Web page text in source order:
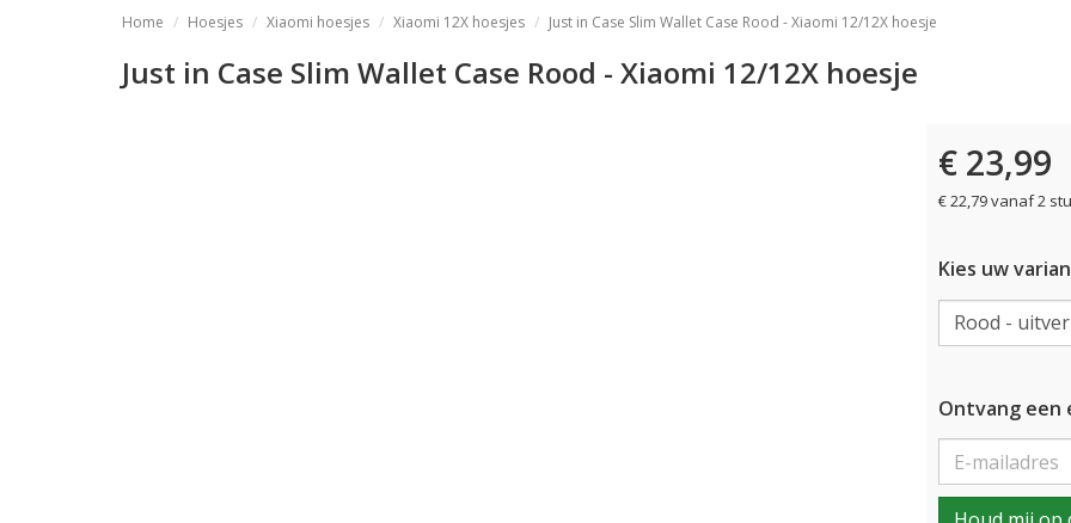
Home Hoesjes Xiaomi hoesjes Xiaomi 12X hoesjes Just in Case Slim Wallet Case Rood - Xiaomi 12/12X hoesje
Just in Case Slim Wallet Case Rood - Xiaomi 12/12X hoesje
€ 23,99
€ 22,79 vanaf 2
Kies uw
Ontvang een